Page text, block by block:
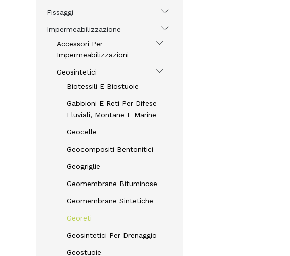
Fissaggi
Impermeabilizzazione
Accessori Per
Impermeabilizzazioni
Geosintetici
Biotessili E Biostuoie
Gabbioni E Reti Per Difese
Fluviali, Montane E Marine
Geocelle
Geocompositi Bentonitici
Geogriglie
Geomembrane Bituminose
Geomembrane Sintetiche
Georeti
Geosintetici Per Drenaggio
Geostuoie